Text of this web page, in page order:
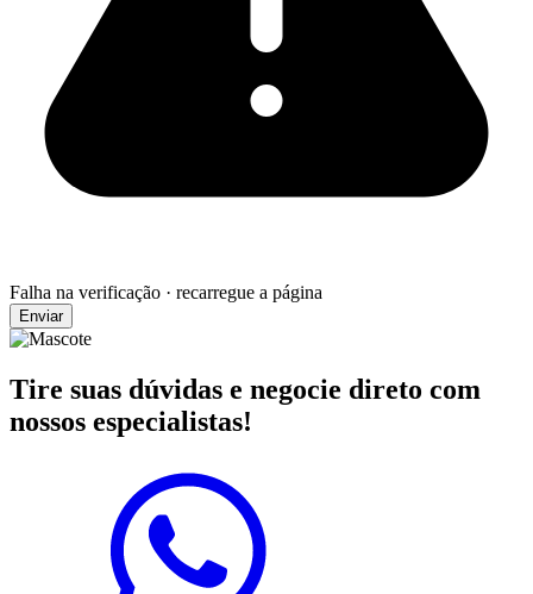
Falha na verificação · recarregue a página
Enviar
Tire suas dúvidas e negocie direto com
nossos especialistas!